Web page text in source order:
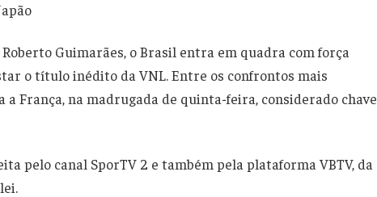
Roberto Guimarães, o Brasil entra em quadra com força
o título inédito da VNL. Entre os confrontos mais
a França, na madrugada de quinta-feira, considerado chave
pelo canal SporTV 2 e também pela plataforma VBTV, da